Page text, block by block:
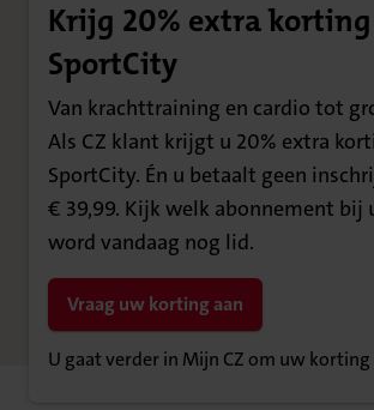
Krijg 20% extra
SportCity
Van krachttraining en cardio tot
Als CZ klant krijgt u 20% extra
SportCity. Én u betaalt geen
€ 39,99. Kijk welk abonnement bij
word vandaag nog lid.
Vraag uw korting aan
U gaat verder in Mijn CZ om uw korting